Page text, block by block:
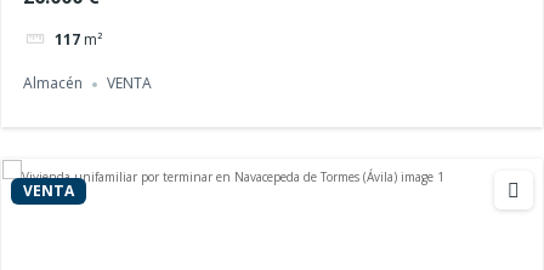
117 m²
Almacén VENTA
VENTA